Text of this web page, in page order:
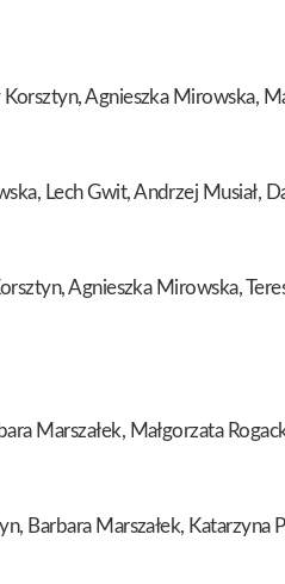
Agnieszka Mirowska,
Lech Gwit, Andrzej Musiał,
Agnieszka Mirowska,
Marszałek, Małgorzata
Barbara Marszałek,